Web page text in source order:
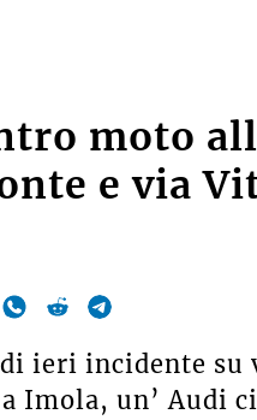
moto
e via
ieri incidente
Imola, un’ Audi